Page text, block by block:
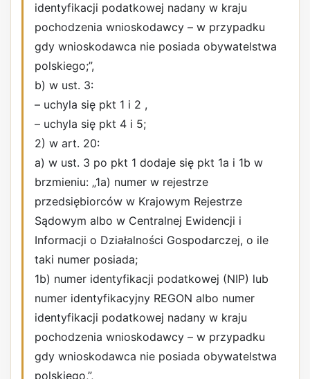
identyfikacji podatkowej nadany w kraju
pochodzenia wnioskodawcy – w przypadku
gdy wnioskodawca nie posiada obywatelstwa
polskiego;”,
b) w ust. 3:
– uchyla się pkt 1 i 2 ,
– uchyla się pkt 4 i 5;
2) w art. 20:
a) w ust. 3 po pkt 1 dodaje się pkt 1a i 1b w
brzmieniu: „1a) numer w rejestrze
przedsiębiorców w Krajowym Rejestrze
Sądowym albo w Centralnej Ewidencji i
Informacji o Działalności Gospodarczej, o ile
taki numer posiada;
1b) numer identyfikacji podatkowej (NIP) lub
numer identyfikacyjny REGON albo numer
identyfikacji podatkowej nadany w kraju
pochodzenia wnioskodawcy – w przypadku
gdy wnioskodawca nie posiada obywatelstwa
polskiego,”,